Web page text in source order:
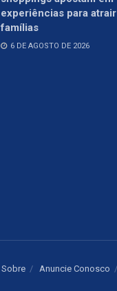
experiências para atrair
famílias
6 DE AGOSTO DE 2026
Sobre Anuncie Conosco